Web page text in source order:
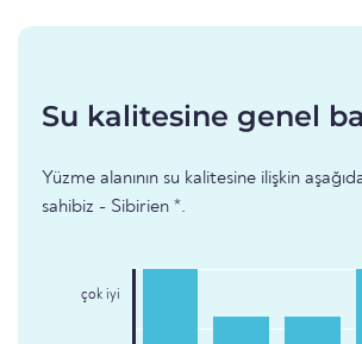
Su kalitesine genel
Yüzme alanının su kalitesine ilişkin
sahibiz - Sibirien *.
çok iyi